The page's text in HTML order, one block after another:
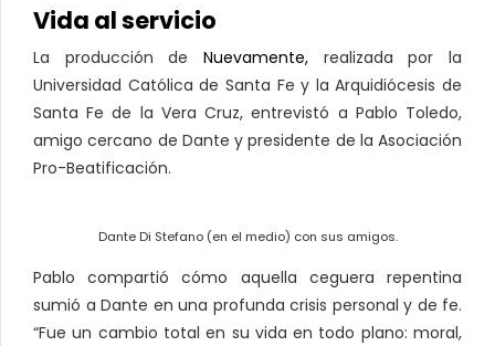
Vida al servicio
La producción de Nuevamente, realizada por la
Universidad Católica de Santa Fe y la Arquidiócesis de
Santa Fe de la Vera Cruz, entrevistó a Pablo Toledo,
amigo cercano de Dante y presidente de la Asociación
Pro-Beatificación.
Dante Di Stefano (en el medio) con sus amigos.
Pablo compartió cómo aquella ceguera repentina
sumió a Dante en una profunda crisis personal y de fe.
“Fue un cambio total en su vida en todo plano: moral,